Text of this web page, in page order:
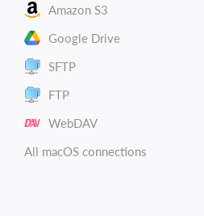
Amazon S3
Google Drive
SFTP
FTP
WebDAV
All macOS connections